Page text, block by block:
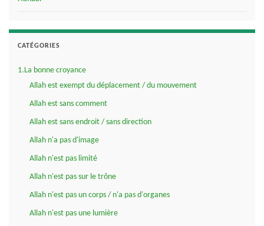
CATÉGORIES
1.La bonne croyance
Allah est exempt du déplacement / du mouvement
Allah est sans comment
Allah est sans endroit / sans direction
Allah n'a pas d'image
Allah n'est pas limité
Allah n'est pas sur le trône
Allah n'est pas un corps / n'a pas d'organes
Allah n'est pas une lumière